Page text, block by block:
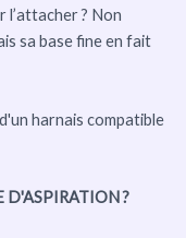
l’attacher ? Non
sa base fine en fait
harnais compatible
D'ASPIRATION ?